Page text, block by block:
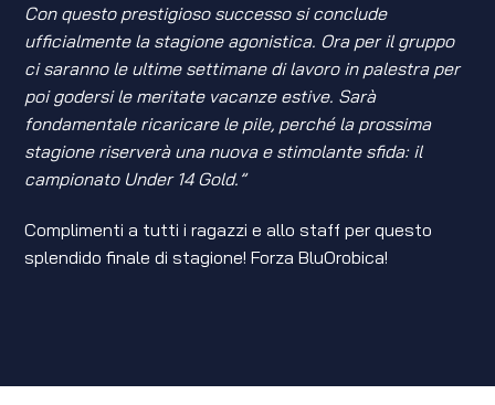
Con questo prestigioso successo si conclude
ufficialmente la stagione agonistica. Ora per il gruppo
ci saranno le ultime settimane di lavoro in palestra per
poi godersi le meritate vacanze estive. Sarà
fondamentale ricaricare le pile, perché la prossima
stagione riserverà una nuova e stimolante sfida: il
campionato Under 14 Gold.”
Complimenti a tutti i ragazzi e allo staff per questo
splendido finale di stagione! Forza BluOrobica!